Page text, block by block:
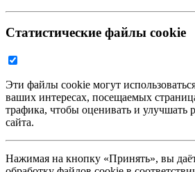
Статистические файлы cookie
Эти файлы cookie могут
ваших интересах, посещаемых
трафика, чтобы оценивать и улучшать
сайта.
Нажимая на кнопку «Принять», вы